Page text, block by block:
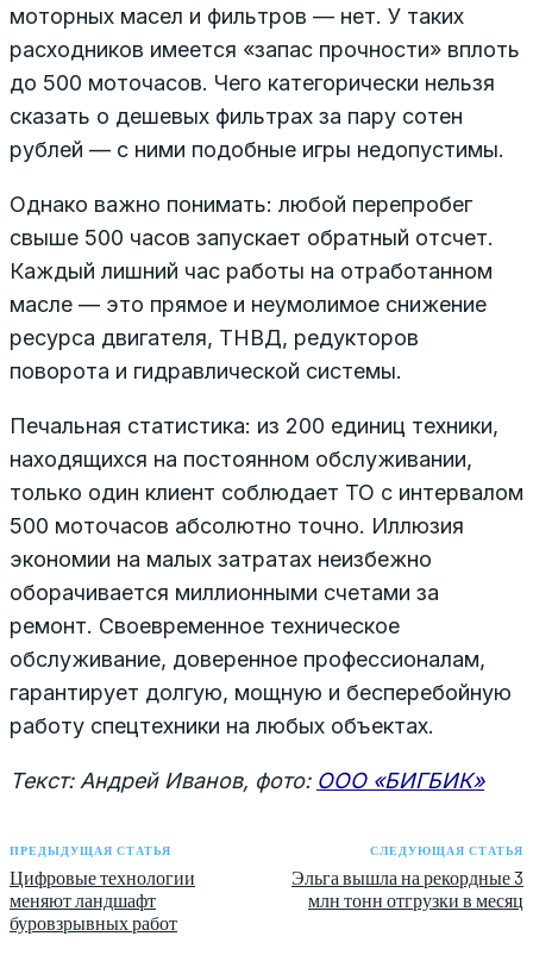
моторных масел и фильтров — нет. У таких
расходников имеется «запас прочности» вплоть
до 500 моточасов. Чего категорически нельзя
сказать о дешевых фильтрах за пару сотен
рублей — с ними подобные игры недопустимы.
Однако важно понимать: любой перепробег
свыше 500 часов запускает обратный отсчет.
Каждый лишний час работы на отработанном
масле — это прямое и неумолимое снижение
ресурса двигателя, ТНВД, редукторов
поворота и гидравлической системы.
Печальная статистика: из 200 единиц техники,
находящихся на постоянном обслуживании,
только один клиент соблюдает ТО с интервалом
500 моточасов абсолютно точно. Иллюзия
экономии на малых затратах неизбежно
оборачивается миллионными счетами за
ремонт. Своевременное техническое
обслуживание, доверенное профессионалам,
гарантирует долгую, мощную и бесперебойную
работу спецтехники на любых объектах.
Текст: Андрей Иванов, фото: ООО «БИГБИК»
ПРЕДЫДУЩАЯ СТАТЬЯ
Цифровые технологии
меняют ландшафт
буровзрывных работ
СЛЕДУЮЩАЯ СТАТЬЯ
Эльга вышла на рекордные 3
млн тонн отгрузки в месяц